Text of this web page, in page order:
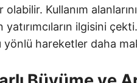
Kullanım
ilgisini
hareketler daha